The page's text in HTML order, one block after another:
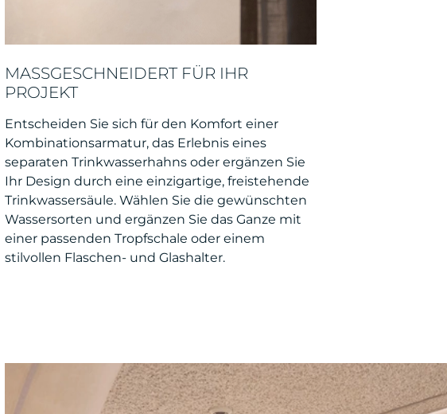
MASSGESCHNEIDERT FÜR IHR P
ROJEKT
Entscheiden Sie sich für den Komfort einer
Kombinationsarmatur, das Erlebnis eines
separaten Trinkwasserhahns oder ergänzen Sie
Ihr Design durch eine einzigartige, freistehende
Trinkwassersäule. Wählen Sie die gewünschten
Wassersorten und ergänzen Sie das Ganze mit
einer passenden Tropfschale oder einem
stilvollen Flaschen- und Glashalter.